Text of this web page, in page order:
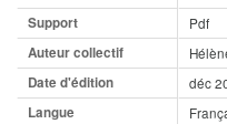
Support
Pdf
Auteur collectif
Date d'édition
déc
Langue